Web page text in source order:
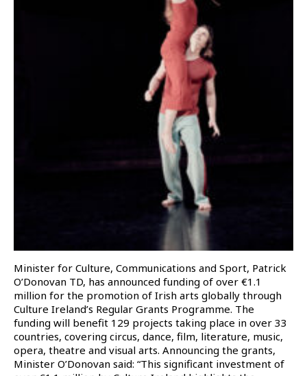
Minister for Culture, Communications and Sport, Patrick
O’Donovan TD, has announced funding of over €1.1
million for the promotion of Irish arts globally through
Culture Ireland’s Regular Grants Programme. The
funding will benefit 129 projects taking place in over 33
countries, covering circus, dance, film, literature, music,
opera, theatre and visual arts. Announcing the grants,
Minister O’Donovan said: “This significant investment of